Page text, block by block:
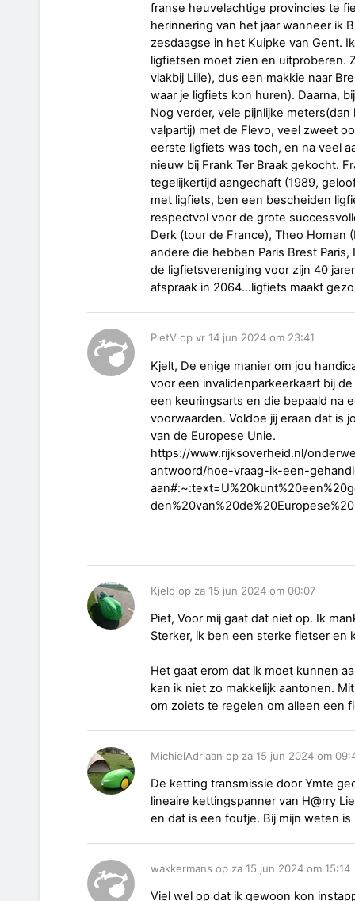
franse heuvelachtige provincies te
herinnering van het jaar wanneer ik
zesdaagse in het Kuipke van Gent.
ligfietsen moet zien en uitproberen.
vlakbij Lille), dus een makkie naar
waar je ligfiets kon huren). Daarna,
Nog verder, vele pijnlijke
valpartij) met de Flevo, veel zweet
eerste ligfiets was toch, en na veel
nieuw bij Frank Ter Braak gekocht.
tegelijkertijd aangechaft (1989,
met ligfiets, ben een bescheiden
respectvol voor de grote
Derk (tour de France), Theo Homan
andere die hebben Paris Brest
de ligfietsvereniging voor zijn 40
afspraak in 2064...ligfiets maakt
PietV op vr 14 jun 2024 om 23:41
Kjelt, De enige manier om jou
voor een invalidenparkeerkaart bij
een keuringsarts en die bepaald na
voorwaarden. Voldoe jij eraan dat is
van de Europese Unie.
https://www.rijksoverheid.nl/
antwoord/hoe-vraag-ik-een-
Kjeld op za 15 jun 2024 om 00:07
Piet, Voor mij gaat dat niet op. Ik
Sterker, ik ben een sterke fietser en
Het gaat erom dat ik moet kunnen
kan ik niet zo makkelijk aantonen.
om zoiets te regelen om alleen een
MichielAdriaan op za 15 jun 2024 om
De ketting transmissie door Ymte
lineaire kettingspanner van H@rry
en dat is een foutje. Bij mijn weten
wakkermans op za 15 jun 2024 om 15:14
Viel wel op dat ik gewoon kon